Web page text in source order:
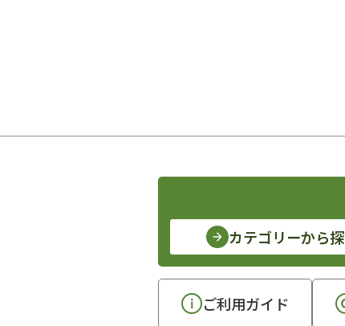
カテゴリーから
ご利用ガイド